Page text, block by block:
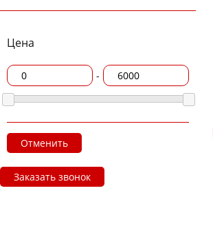
Цена
-
Отменить
Заказать звонок